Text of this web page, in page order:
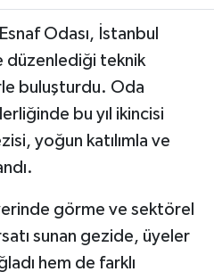
Odası, İstanbul
düzenlediği teknik
buluşturdu. Oda
bu yıl ikincisi
yoğun katılımla ve
görme ve sektörel
sunan gezide, üyeler
hem de farklı